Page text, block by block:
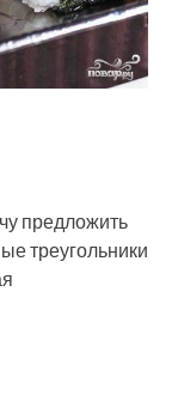
предложить
треугольники